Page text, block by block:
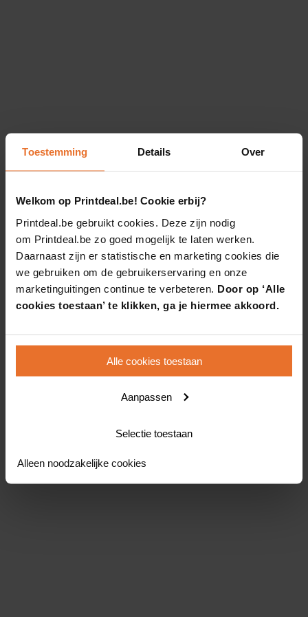
Toestemming Details Over
Welkom op Printdeal.be! Cookie erbij?
Printdeal.be gebruikt cookies. Deze zijn nodig
om Printdeal.be zo goed mogelijk te laten werken.
Daarnaast zijn er statistische en marketing cookies die
we gebruiken om de gebruikerservaring en onze
marketinguitingen continue te verbeteren. Door op ‘Alle
cookies toestaan’ te klikken, ga je hiermee akkoord.
Alle cookies toestaan
Aanpassen
Selectie toestaan
Alleen noodzakelijke cookies